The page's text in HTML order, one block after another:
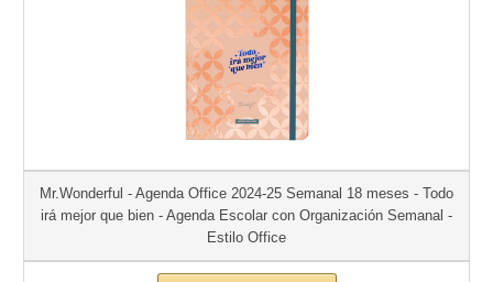
Mr.Wonderful - Agenda Office 2024-25 Semanal 18 meses - Todo
irá mejor que bien - Agenda Escolar con Organización Semanal -
Estilo Office